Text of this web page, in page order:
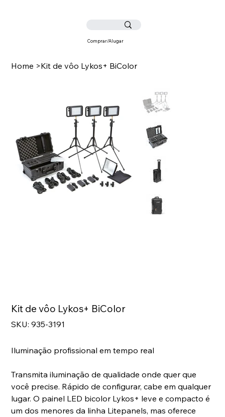
Comprar/Alugar
Home >Kit de vôo Lykos+ BiColor
Kit de vôo Lykos+ BiColor
SKU: SKU
935-
935-3191
Iluminação profissional em tempo real
Transmita iluminação de qualidade onde quer que
você precise. Rápido de configurar, cabe em qualquer
lugar. O painel LED bicolor Lykos+ leve e compacto é
um dos menores da linha Litepanels, mas oferece